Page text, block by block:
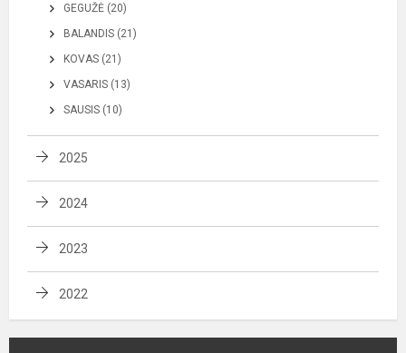
GEGUŽĖ (20)
BALANDIS (21)
KOVAS (21)
VASARIS (13)
SAUSIS (10)
2025
2024
2023
2022